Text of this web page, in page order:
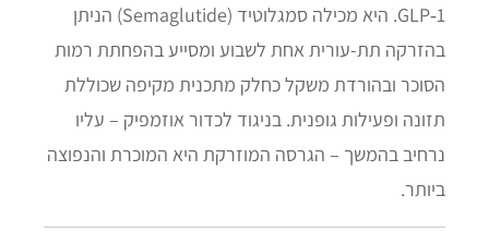
GLP‑1. היא מכילה סמגלוטיד (Semaglutide) הניתן
בהזרקה תת‑עורית אחת לשבוע ומסייע בהפחתת רמות
הסוכר ובהורדת משקל כחלק מתכנית מקיפה שכוללת
תזונה ופעילות גופנית. בניגוד לכדור אוזמפיק – עליו
נרחיב בהמשך – הגרסה המוזרקת היא המוכרת והנפוצה
ביותר.